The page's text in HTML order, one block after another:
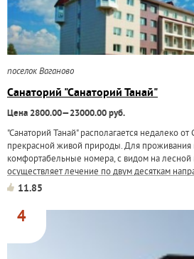
поселок Ваганово
Санаторий "Санаторий Танай"
Цена 2800.00—23000.00 руб.
"Санаторий Танай" располагается недалеко
прекрасной живой природы. Для проживания
комфортабельные номера, с видом на лесной
осуществляет лечение по двум десяткам
медицинское оборудование, высокая...
11.85
4